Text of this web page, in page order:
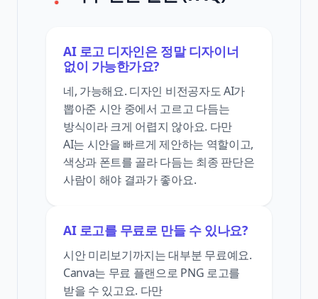
AI 로고 디자인은 정말 디자이너
없이 가능한가요?
네, 가능해요. 디자인 비전공자도 AI가
뽑아준 시안 중에서 고르고 다듬는
방식이라 크게 어렵지 않아요. 다만
AI는 시안을 빠르게 제안하는 역할이고,
색상과 폰트를 골라 다듬는 최종 판단은
사람이 해야 결과가 좋아요.
AI 로고를 무료로 만들 수 있나요?
시안 미리보기까지는 대부분 무료예요.
Canva는 무료 플랜으로 PNG 로고를
받을 수 있고요. 다만